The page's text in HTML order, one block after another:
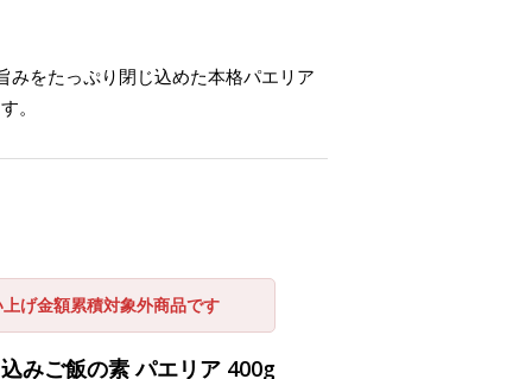
みをたっぷり閉じ込めた本格パエリア
。
げ金額累積対象外商品です
みご飯の素 パエリア 400g